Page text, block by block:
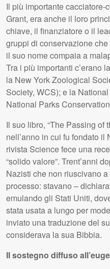
Il più importante
Grant, era anche il loro
chiave, il finanziatore o il
gruppi di conservazione
il suo nome compaia a
Tra i più importanti c’erano
la New York Zoological
Society, WCS); e la
National Parks
Il suo libro, “The Passing of
nell’anno in cui fu fondato
rivista Science fece una
“solido valore”. Trent’anni
Nazisti che non riuscivano
processo: stavano –
emulando gli Stati Uniti,
stata usata a lungo per
inviato una traduzione del
considerava la sua Bibbia.
Il sostegno diffuso